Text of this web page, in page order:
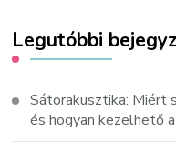
Legutóbbi
Sátorakusztika: Miért
és hogyan kezelhető